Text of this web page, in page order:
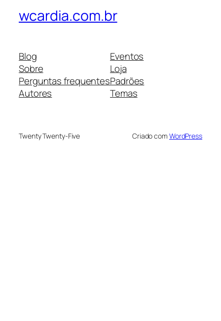
wcardia.com.br
Blog
Sobre
Perguntas frequentes
Autores
Eventos
Loja
Padrões
Temas
Twenty Twenty-Five Criado com WordPress